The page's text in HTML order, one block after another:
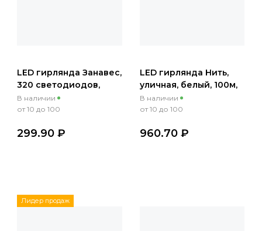
LED гирлянда Занавес,
320 светодиодов,
теплый белый, 3х2м,
220 В
В наличии
от 10 до 100
299.90 ₽
LED гирлянда Нить,
уличная, белый, 100м,
220В
В наличии
от 10 до 100
960.70 ₽
Лидер продаж